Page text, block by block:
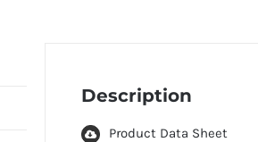
Description
Product Data Sheet